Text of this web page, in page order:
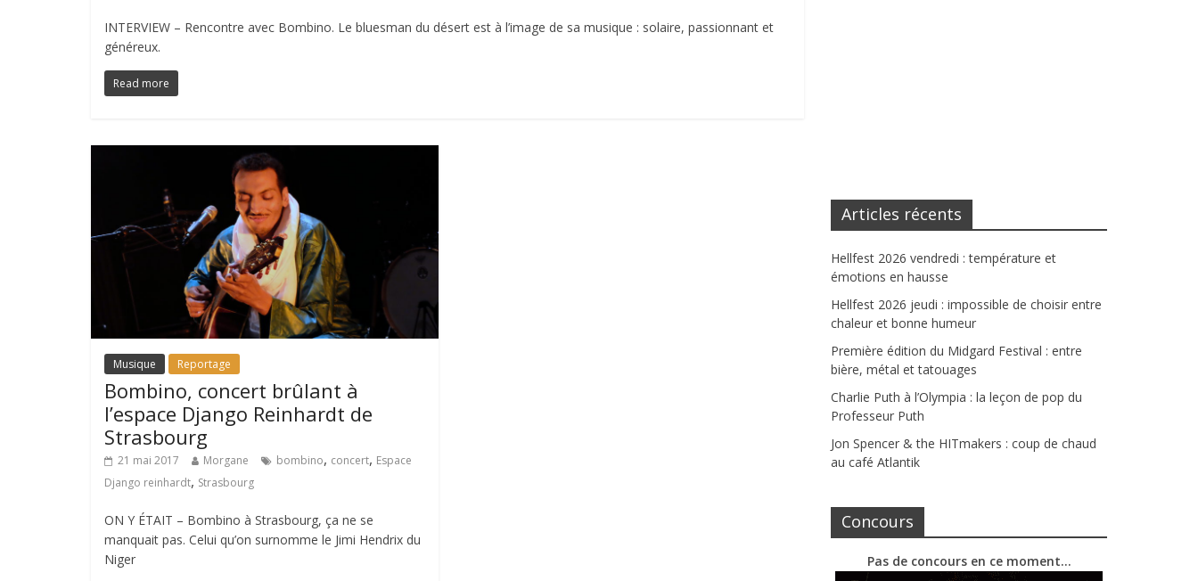
INTERVIEW – Rencontre avec Bombino. Le bluesman du désert est à l’image de sa musique : solaire, passionnant et
généreux.
Read more
Musique Reportage
Bombino, concert brûlant à
l’espace Django Reinhardt de
Strasbourg
21 mai 2017 Morgane bombino, concert, Espace
Django reinhardt, Strasbourg
ON Y ÉTAIT – Bombino à Strasbourg, ça ne se
manquait pas. Celui qu’on surnomme le Jimi Hendrix du
Niger
Articles récents
Hellfest 2026 vendredi : température et
émotions en hausse
Hellfest 2026 jeudi : impossible de choisir entre
chaleur et bonne humeur
Première édition du Midgard Festival : entre
bière, métal et tatouages
Charlie Puth à l’Olympia : la leçon de pop du
Professeur Puth
Jon Spencer & the HITmakers : coup de chaud
au café Atlantik
Concours
Pas de concours en ce moment…